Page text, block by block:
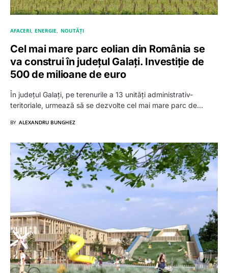
AFACERI ENERGIE NOUTĂȚI
Cel mai mare parc eolian din România se
va construi în județul Galați. Investiție de
500 de milioane de euro
În județul Galați, pe terenurile a 13 unități administrativ-
teritoriale, urmează să se dezvolte cel mai mare parc de…
BY ALEXANDRU BUNGHEZ